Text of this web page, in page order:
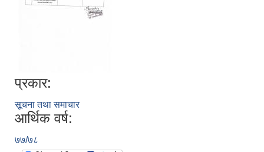
प्रकार:
सूचना तथा समाचार
आर्थिक वर्ष:
७७/७८